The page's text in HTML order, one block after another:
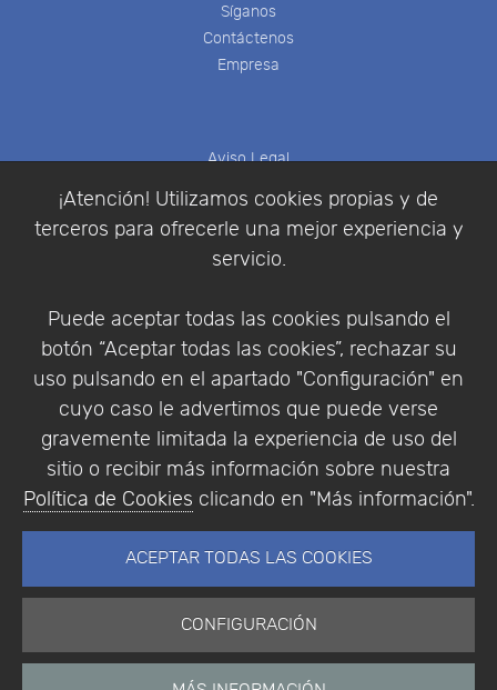
¡Atención! Utilizamos cookies propias y de
terceros para ofrecerle una mejor experiencia y
servicio.
Puede aceptar todas las cookies pulsando el
botón “Aceptar todas las cookies”, rechazar su
uso pulsando en el apartado "Configuración" en
cuyo caso le advertimos que puede verse
gravemente limitada la experiencia de uso del
sitio o recibir más información sobre nuestra
Política de Cookies clicando en "Más información".
ACEPTAR TODAS LAS COOKIES
CONFIGURACIÓN
Síganos
Contáctenos
Empresa
Aviso Legal
Política de Privacidad
Condiciones de compra
Identificarse
Empresa|Aviso Legal| Política de Privacidad |
Política de Cookies
© Copyright 1994 - 2026. Addlink Software
Científico, S.L.
Portugal.